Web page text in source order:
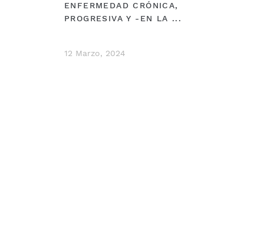
ENFERMEDAD CRÓNICA,
PROGRESIVA Y -EN LA ...
12 Marzo, 2024